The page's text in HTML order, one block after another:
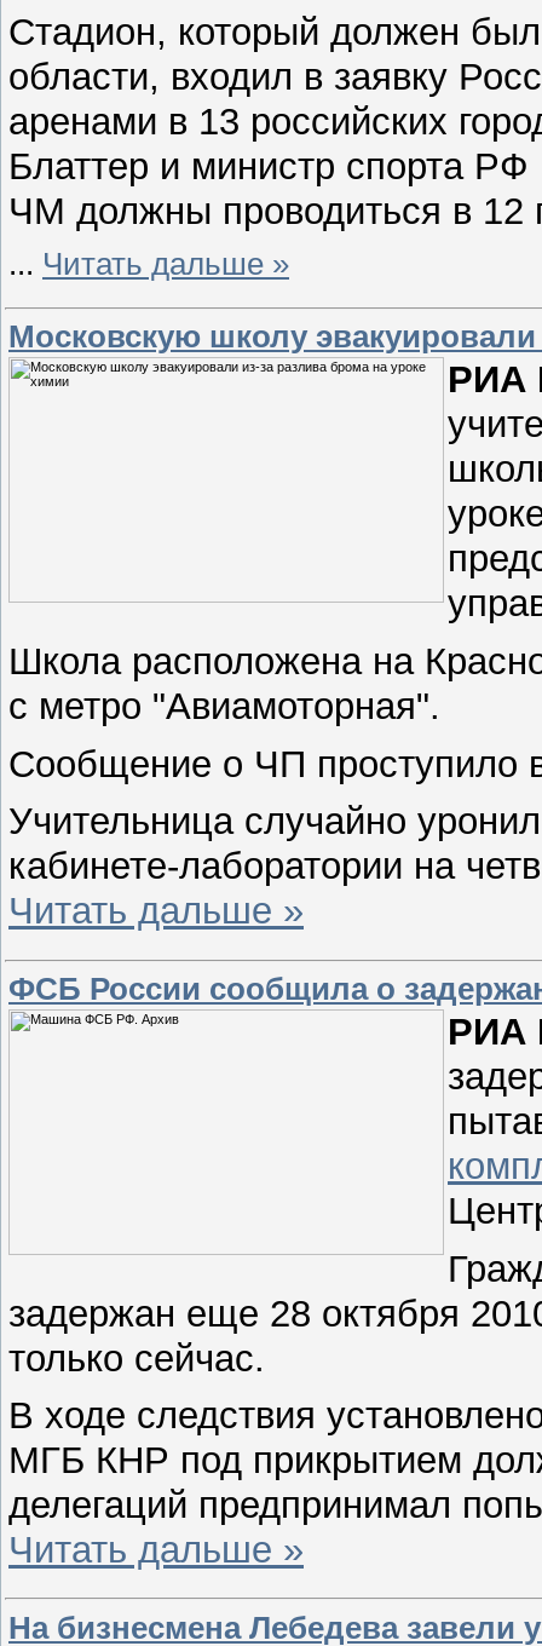
Стадион, который должен
области, входил в заявку
аренами в 13 российских
Блаттер и министр спорта
ЧМ должны проводиться в 12
... Читать дальше »
Московскую школу
РИА
Школа расположена на
с метро "Авиамоторная".
Сообщение о ЧП проступило
Учительница случайно
кабинете-лаборатории на
Читать дальше »
ФСБ России сообщила о
РИА
задержан еще 28 октября
только сейчас.
В ходе следствия
МГБ КНР под прикрытием
делегаций предпринимал
Читать дальше »
На бизнесмена Лебедева завели